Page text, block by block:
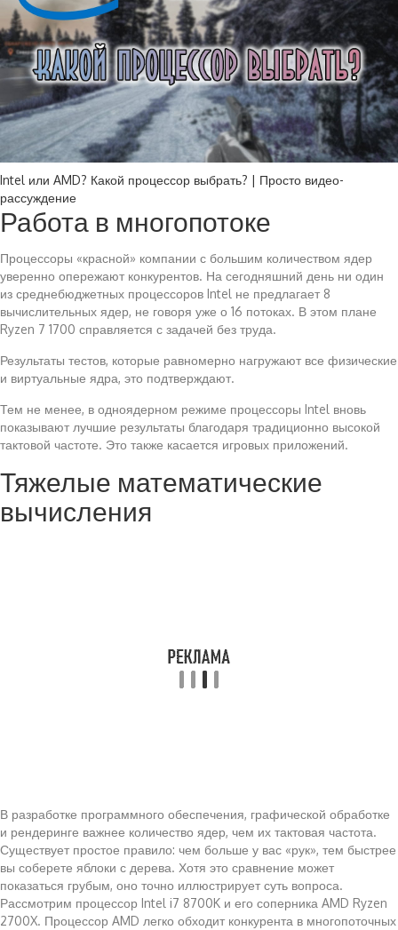
Intel или AMD? Какой процессор выбрать? | Просто видео-
рассуждение
Работа в многопотоке
Процессоры «красной» компании с большим количеством ядер
уверенно опережают конкурентов. На сегодняшний день ни один
из среднебюджетных процессоров Intel не предлагает 8
вычислительных ядер, не говоря уже о 16 потоках. В этом плане
Ryzen 7 1700 справляется с задачей без труда.
Результаты тестов, которые равномерно нагружают все физические
и виртуальные ядра, это подтверждают.
Тем не менее, в одноядерном режиме процессоры Intel вновь
показывают лучшие результаты благодаря традиционно высокой
тактовой частоте. Это также касается игровых приложений.
Тяжелые математические
вычисления
В разработке программного обеспечения, графической обработке
и рендеринге важнее количество ядер, чем их тактовая частота.
Существует простое правило: чем больше у вас «рук», тем быстрее
вы соберете яблоки с дерева. Хотя это сравнение может
показаться грубым, оно точно иллюстрирует суть вопроса.
Рассмотрим процессор Intel i7 8700K и его соперника AMD Ryzen
2700X. Процессор AMD легко обходит конкурента в многопоточных